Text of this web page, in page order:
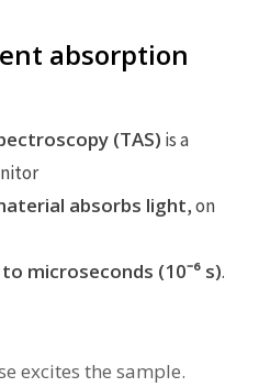
absorption
(TAS) is a
absorbs light, on
microseconds (10⁻⁶ s).
excites the sample.